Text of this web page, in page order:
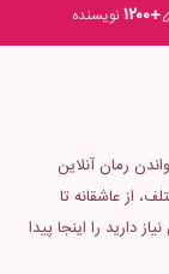
+۱۲۰۰ نویسنده
رمان آنلاین
رمان متنوع در ۳۶ ژانر مختلف، از عاشقانه تا
دارید را اینجا پیدا